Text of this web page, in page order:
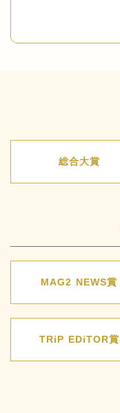
総合大賞
MAG2 NEWS賞
TRiP EDiTOR賞